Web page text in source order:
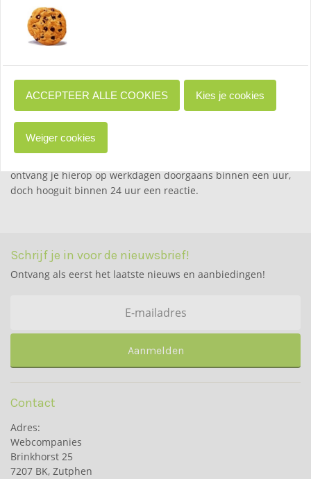
gebruiksaanwijzing
5. Ik heb een klacht, wat moet ik doen?
als we een duidelijke foto hebben ontvangen.
6. Hoe snel reageren jullie op een klacht?
uur aanwezig om vragen en klachten te behandelen. Heb je
ontvang je hierop op werkdagen doorgaans binnen een uur,
doch hooguit binnen 24 uur een reactie.
Schrijf je in voor de nieuwsbrief!
Ontvang als eerst het laatste nieuws en aanbiedingen!
Aanmelden
Contact
Adres:
Webcompanies
Brinkhorst 25
7207 BK, Zutphen
ACCEPTEER ALLE COOKIES Kies je cookies
Weiger cookies